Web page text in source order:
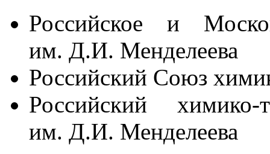
Российское и
им. Д.И. Менделеева
Российский Союз
Российский химико-
им. Д.И. Менделеева